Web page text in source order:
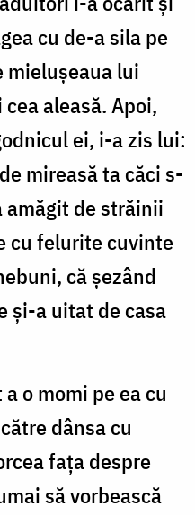
cu de-a sila pe
mielușeaua lui
aleasă. Apoi,
ei, i-a zis lui:
mireasă ta căci s-
de străinii
cu felurite cuvinte
că șezând
și-a uitat de casa
o momi pe ea cu
dânsa cu
fața despre
să vorbească